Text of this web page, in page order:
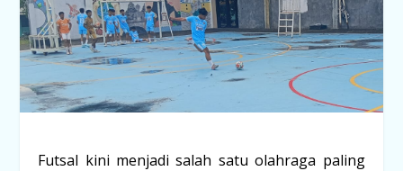
Futsal kini menjadi salah satu olahraga paling